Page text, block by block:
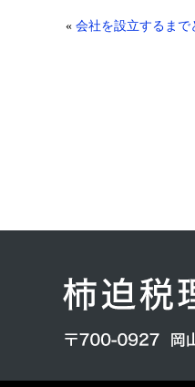
« 会社を設立するまで